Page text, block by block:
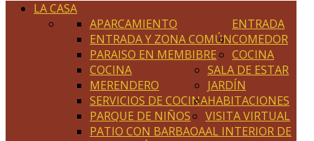
LA CASA
ENTRADA
APARCAMIENTO
ENTRADA Y ZONA COMÚN
PARAISO EN MEMBIBRE
COMEDOR
COCINA
COCINA
MERENDERO
SERVICIOS DE COCINA
SALA DE ESTAR
JARDÍN
PARQUE DE NIÑOS
PATIO CON BARBAOA
HABITACIONES
VISITA VIRTUAL
AL INTERIOR DE